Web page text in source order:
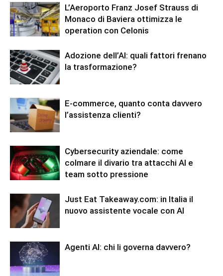
L’Aeroporto Franz Josef Strauss di
Monaco di Baviera ottimizza le
operation con Celonis
Adozione dell’AI: quali fattori frenano
la trasformazione?
E-commerce, quanto conta davvero
l’assistenza clienti?
Cybersecurity aziendale: come
colmare il divario tra attacchi AI e
team sotto pressione
Just Eat Takeaway.com: in Italia il
nuovo assistente vocale con AI
Agenti AI: chi li governa davvero?